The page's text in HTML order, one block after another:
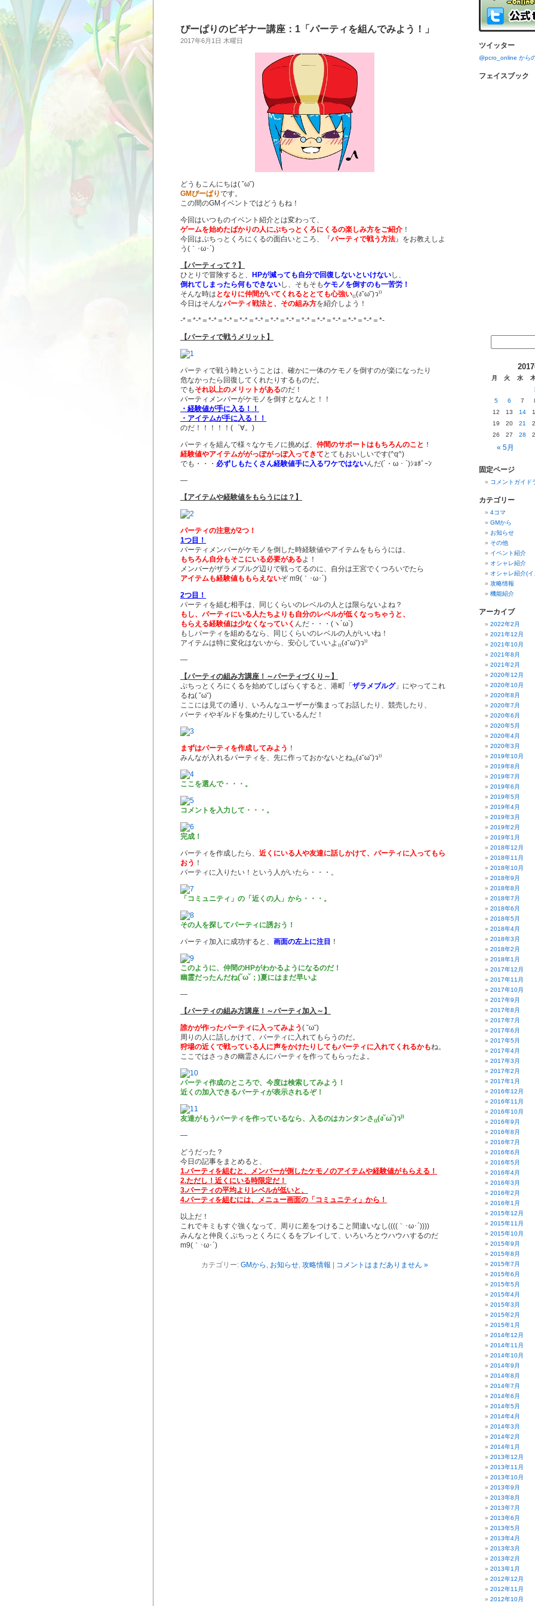
ぴーぱりのビギナー講座：1「パーティを組んでみよう！」
2017年6月1日 木曜日
どうもこんにちは( ˘ω˘)ゞ
GMぴーぱりです。
この間のGMイベントではどうもね！
今回はいつものイベント紹介とは変わって、
ゲームを始めたばかりの人にぷちっとくろにくるの楽しみ方をご紹介 ！
今回はぷちっとくろにくるの面白いところ、『パーティで戦う方法』をお教えしよ
う(｀･ω･´)
【パーティって？】
ひとりで冒険すると、
HPが減っても自分で回復しないといけないし、
倒れてしまったら何もできないし、そもそもケモノを倒すのも一苦労！
そんな時は となりに仲間がいてくれるととても心強い₍₍(ง˘ω˘)ว⁾⁾
今日はそんなパーティ戦法と、その組み方を紹介しよう！
-*＝*-*＝*-*＝*-*＝*-*＝*-*＝*-*＝*-*＝*-*＝*-*＝*-*＝*-*＝*-*＝*-
【パーティで戦うメリット】
パーティで戦う時ということは、確かに一体のケモノを倒すのが楽になったり
危なかったら回復してくれたりするものだ。
でも それ以上のメリットがあるのだ！
パーティメンバーがケモノを倒すとなんと！！
・経験値が手に入る！！
・アイテムが手に入る！！
のだ！！！！！(゜∀。)
パーティを組んで様々なケモノに挑めば、 仲間のサポートはもちろんのこと ！
経験値やアイテムががっぽがっぽ入ってきて とてもおいしいです(^q^)
でも・・・ 必ずしもたくさん経験値手に入るワケではないんだ(´・ω・`)ｼｮﾎﾞｰﾝ
—
【アイテムや経験値をもらうには？】
パーティの注意が2つ！
1つ目！
パーティメンバーがケモノを倒した時経験値やアイテムをもらうには、
もちろん自分もそこにいる必要があるよ！
メンバーがザラメブルグ辺りで戦ってるのに、自分は王宮でくつろいでたら
アイテムも経験値ももらえないぞ m9(｀･ω･´)
2つ目！
パーティを組む相手は、同じくらいのレベルの人とは限らないよね？
もし、パーティにいる人たちよりも自分のレベルが低くなっちゃうと、
もらえる経験値は少なくなっていく んだ・・・(ヽ´ω`)
もしパーティを組めるなら、同じくらいのレベルの人がいいね！
アイテムは特に変化はないから、安心していいよ₍₍(ง˘ω˘)ว⁾⁾
—
【パーティの組み方講座！～パーティづくり～】
ぷちっとくろにくるを始めてしばらくすると、港町「 ザラメブルグ」にやってこれ
るね( ˘ω˘)
ここには見ての通り、いろんなユーザーが集まってお話したり、競売したり、
パーティやギルドを集めたりしているんだ！
まずはパーティを作成してみよう ！
みんなが入れるパーティを、先に作っておかないとね₍₍(ง˘ω˘)ว⁾⁾
ここを選んで・・・。
コメントを入力して・・・。
完成！
パーティを作成したら、 近くにいる人や友達に話しかけて、パーティに入ってもら
おう ！
パーティに入りたい！という人がいたら・・・。
「コミュニティ」の「近くの人」から・・・。
その人を探してパーティに誘おう！
パーティ加入に成功すると、 画面の左上に注目 ！
このように、仲間のHPがわかるようになるのだ！
幽霊だったんだね(˘ω˘；)夏にはまだ早いよ
—
【パーティの組み方講座！～パーティ加入～】
誰かが作ったパーティに入ってみよう( ˘ω˘)ゞ
周りの人に話しかけて、パーティに入れてもらうのだ。
狩場の近くで戦っている人に声をかけたりしてもパーティに入れてくれるかもね。
ここではさっきの幽霊さんにパーティを作ってもらったよ。
パーティ作成のところで、今度は検索してみよう！
近くの加入できるパーティが表示されるぞ！
友達がもうパーティを作っているなら、入るのはカンタンさ₍₍(ง˘ω˘)ว⁾⁾
—
どうだった？
今日の記事をまとめると、
1.パーティを組むと、メンバーが倒したケモノのアイテムや経験値がもらえる！
2.ただし！近くにいる時限定だ！
3.パーティの平均よりレベルが低いと、
4.パーティを組むには、メニュー画面の「コミュニティ」から！
以上だ！
これでキミもすぐ強くなって、周りに差をつけること間違いなし((((｀･ω･´))))
みんなと仲良くぷちっとくろにくるをプレイして、いろいろとウハウハするのだ
m9(｀･ω･´)
カテゴリー: GMから , お知らせ, 攻略情報 コメントはまだありません »
ツイッター
@pcro_online から
フェイスブック
月 火 水
« 5月
5
6 7
12
13 14
19
20 21
26
27 28
固定ページ
コメントガイド
カテゴリー
4コマ
GMから
お知らせ
その他
イベント紹介
オシャレ紹介
オシャレ紹介(
攻略情報
機能紹介
アーカイブ
2022年2月
2021年12月
2021年10月
2021年8月
2021年2月
2020年12月
2020年10月
2020年8月
2020年7月
2020年6月
2020年5月
2020年4月
2020年3月
2019年10月
2019年8月
2019年7月
2019年6月
2019年5月
2019年4月
2019年3月
2019年2月
2019年1月
2018年12月
2018年11月
2018年10月
2018年9月
2018年8月
2018年7月
2018年6月
2018年5月
2018年4月
2018年3月
2018年2月
2018年1月
2017年12月
2017年11月
2017年10月
2017年9月
2017年8月
2017年7月
2017年6月
2017年5月
2017年4月
2017年3月
2017年2月
2017年1月
2016年12月
2016年11月
2016年10月
2016年9月
2016年8月
2016年7月
2016年6月
2016年5月
2016年4月
2016年3月
2016年2月
2016年1月
2015年12月
2015年11月
2015年10月
2015年9月
2015年8月
2015年7月
2015年6月
2015年5月
2015年4月
2015年3月
2015年2月
2015年1月
2014年12月
2014年11月
2014年10月
2014年9月
2014年8月
2014年7月
2014年6月
2014年5月
2014年4月
2014年3月
2014年2月
2014年1月
2013年12月
2013年11月
2013年10月
2013年9月
2013年8月
2013年7月
2013年6月
2013年5月
2013年4月
2013年3月
2013年2月
2013年1月
2012年12月
2012年11月
2012年10月